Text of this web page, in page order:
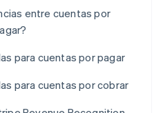
entre cuentas por
para cuentas por pagar
para cuentas por cobrar